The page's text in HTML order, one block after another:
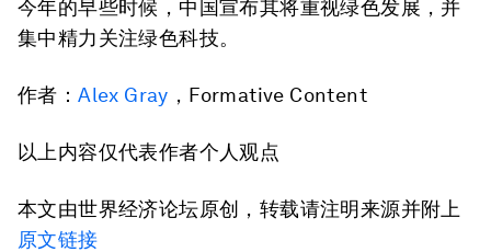
今年的早些时候，中国宣布其将重视绿色发展，并
集中精力关注绿色科技。
作者：Alex Gray ，Formative Content
以上内容仅代表作者个人观点
本文由世界经济论坛原创，转载请注明来源并附上
原文链接